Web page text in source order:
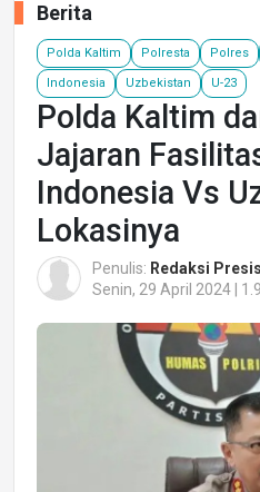
Berita
Polda Kaltim Polresta Polres
Indonesia Uzbekistan U-23
Polda Kaltim
Jajaran
Indonesia Vs
Lokasinya
Penulis: Redaksi
Senin, 29 April 2024 |